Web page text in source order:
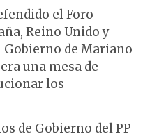
el Foro
Reino Unido y
de Mariano
una mesa de
los
de Gobierno del PP